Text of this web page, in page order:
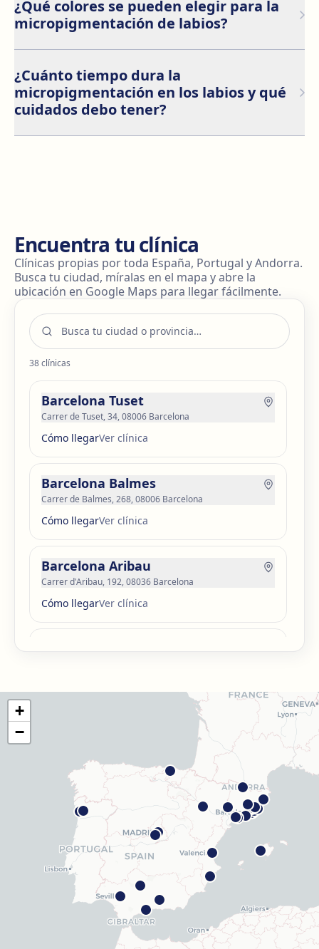
minimizar las molestias, por lo que solo sentirás una
ligera vibración o cosquilleo. Después del
uno o dos días.
¿Qué colores se pueden elegir para la
micropigmentación de labios?
naturales como nude y rosados hasta rojos más
intensos. El especialista te ayudará a elegir el color
según tu tono de piel y el efecto que desees lograr: un
look natural o un acabado más definido.
¿Cuánto tiempo dura la
micropigmentación en los labios y qué
cuidados debo tener?
Encuentra tu clínica
Clínicas propias por toda España, Portugal y Andorra.
Busca tu ciudad, míralas en el mapa y abre la
ubicación en Google Maps para llegar fácilmente.
38clínicas
Barcelona Tuset
Carrer de Tuset, 34, 08006 Barcelona
Cómo llegarVer clínica
Barcelona Balmes
Carrer de Balmes, 268, 08006 Barcelona
Cómo llegarVer clínica
Barcelona Aribau
Carrer d'Aribau, 192, 08036 Barcelona
Cómo llegarVer clínica
Barcelona Guinardó
Carrer dels Madrazo, 60-66, Sarrià-Sant Gervasi, 08006
Cómo llegar Ver clínica
Barcelona Poblenou
Av. Diagonal, 141, Sant Martí, 08018 Barcelona
Cómo llegar Ver clínica
Hospitalet
Rambla Just Oliveras, 63, 08901 L'Hospitalet de
+
−